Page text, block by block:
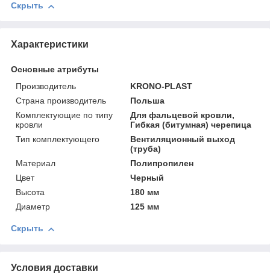
Скрыть
Характеристики
Основные атрибуты
Производитель
KRONO-PLAST
Страна производитель
Польша
Комплектующие по типу
кровли
Для фальцевой кровли,
Гибкая (битумная) черепица
Тип комплектующего
Вентиляционный выход
(труба)
Материал
Полипропилен
Цвет
Черный
Высота
180 мм
Диаметр
125 мм
Скрыть
Условия доставки